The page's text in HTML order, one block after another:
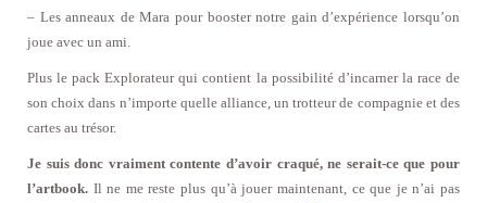
– Les anneaux de Mara pour booster notre gain d’expérience lorsqu’on
joue avec un ami.
Plus le pack Explorateur qui contient la possibilité d’incarner la race de
son choix dans n’importe quelle alliance, un trotteur de compagnie et des
cartes au trésor.
Je suis donc vraiment contente d’avoir craqué, ne serait-ce que pour
l’artbook. Il ne me reste plus qu’à jouer maintenant, ce que je n’ai pas